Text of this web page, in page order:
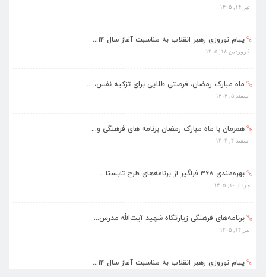
تیر ۱۴, ۱۴۰۵
پیام نوروزی رهبر انقلاب به مناسبت آغاز سال ۱۴...
فروردین ۱۸, ۱۴۰۵
ماه مبارک رمضان، فرصتی طلایی برای تزکیه نفس، ...
اسفند ۵, ۱۴۰۴
همزمان با ماه مبارک رمضان برنامه های فرهنگی و...
اسفند ۴, ۱۴۰۴
بهره‌مندی ۳۶۸ فراگیر از برنامه‌های طرح تابستا...
مرداد ۱۰, ۱۴۰۵
برنامه‌های فرهنگی زیارتگاه شهید آیت‌الله مدرس...
تیر ۱۴, ۱۴۰۵
پیام نوروزی رهبر انقلاب به مناسبت آغاز سال ۱۴...